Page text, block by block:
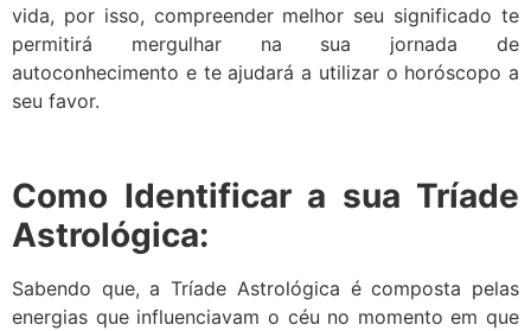
vida, por isso, compreender melhor seu significado te
permitirá mergulhar na sua jornada de
autoconhecimento e te ajudará a utilizar o horóscopo a
seu favor.
Como Identificar a sua Tríade
Astrológica:
Sabendo que, a Tríade Astrológica é composta pelas
energias que influenciavam o céu no momento em que